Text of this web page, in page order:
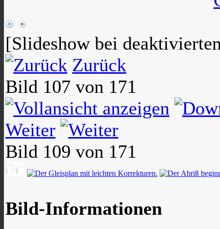
[Slideshow bei
Zurück
Bild 107 von 171
Weiter
Bild 109 von 171
Bild-Informationen